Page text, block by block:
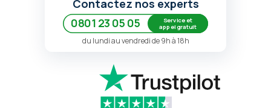
Contactez nos experts
0801 23 05 05
Service et
appel gratuit
du lundi au vendredi de 9h à 18h